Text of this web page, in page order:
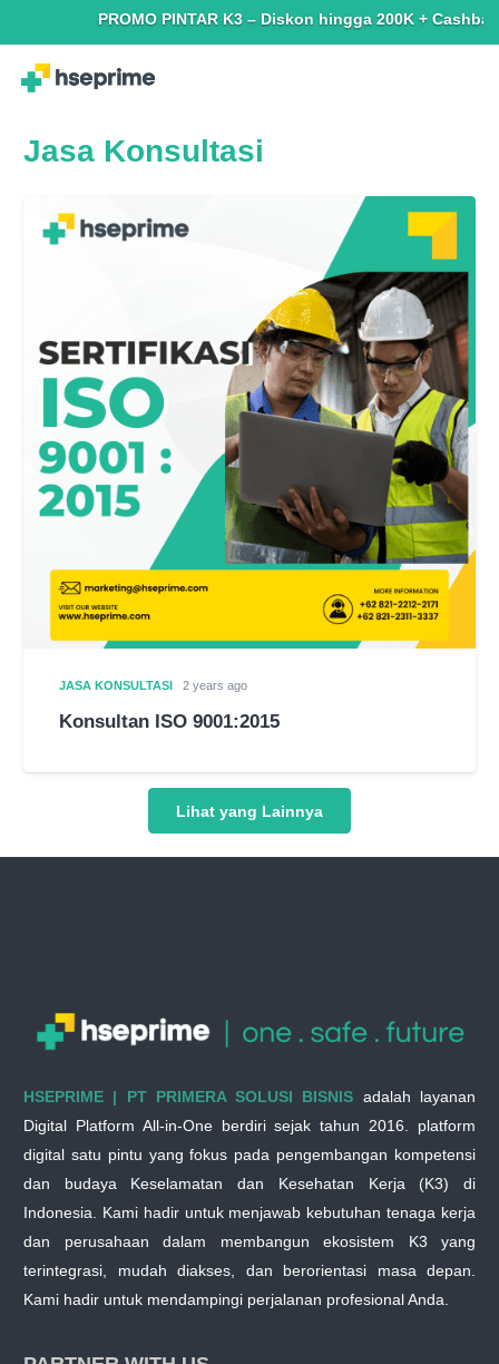
PROMO PINTAR K3 – Diskon hingga 200K +
Jasa Konsultasi
JASA KONSULTASI 2 years ago
Konsultan ISO 9001:2015
Lihat yang Lainnya
HSEPRIME | PT PRIMERA SOLUSI BISNIS adalah layanan
Digital Platform All-in-One berdiri sejak tahun 2016. platform
digital satu pintu yang fokus pada pengembangan kompetensi
dan budaya Keselamatan dan Kesehatan Kerja (K3) di
Indonesia. Kami hadir untuk menjawab kebutuhan tenaga kerja
dan perusahaan dalam membangun ekosistem K3 yang
terintegrasi, mudah diakses, dan berorientasi masa depan.
Kami hadir untuk mendampingi perjalanan profesional Anda.